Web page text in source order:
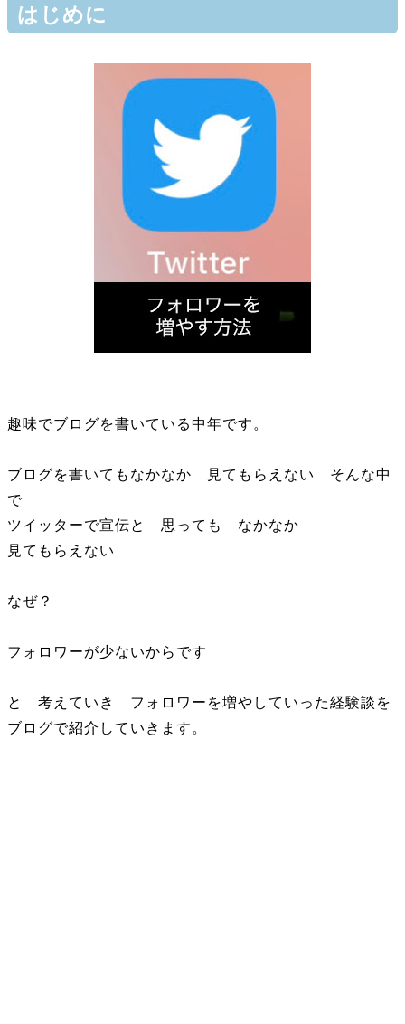
はじめに
趣味でブログを書いている中年です。
ブログを書いてもなかなか 見てもらえない そんな中
で
ツイッターで宣伝と 思っても なかなか
見てもらえない
なぜ？
フォロワーが少ないからです
と 考えていき フォロワーを増やしていった経験談を
ブログで紹介していきます。